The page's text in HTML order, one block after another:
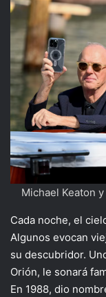
Michael Keaton
Cada noche, el
Algunos evocan
su descubridor.
Orión, le sonará
En 1988, dio